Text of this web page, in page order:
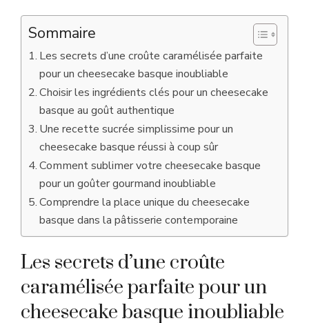
Sommaire
Les secrets d’une croûte caramélisée parfaite
pour un cheesecake basque inoubliable
Choisir les ingrédients clés pour un cheesecake
basque au goût authentique
Une recette sucrée simplissime pour un
cheesecake basque réussi à coup sûr
Comment sublimer votre cheesecake basque
pour un goûter gourmand inoubliable
Comprendre la place unique du cheesecake
basque dans la pâtisserie contemporaine
Les secrets d’une croûte
caramélisée parfaite pour un
cheesecake basque inoubliable